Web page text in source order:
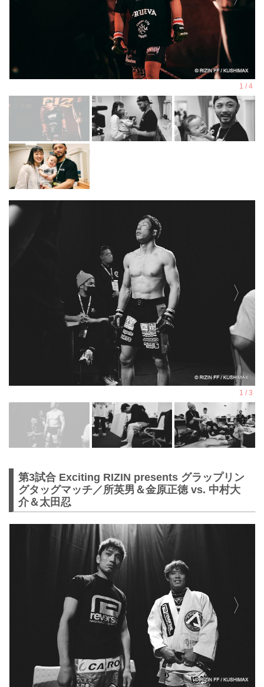
第3試合 Exciting RIZIN presents グラップリン
グタッグマッチ／所英男＆金原正徳 vs. 中村大
介＆太田忍